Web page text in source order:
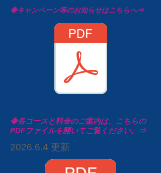
◆キャンペーン等のお知らせはこちらへ⇒
◆各コースと料金のご案内は、こちらの
PDFファイルを開いてご覧ください。⇒
2026.6.4 更新